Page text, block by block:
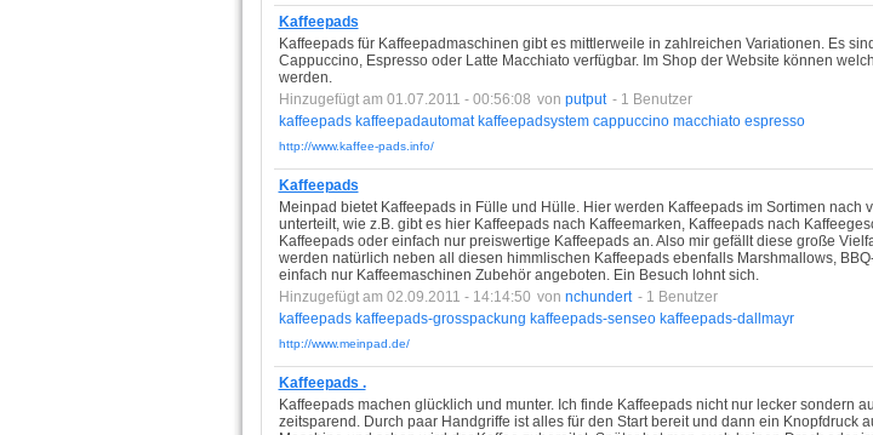
Kaffeepads
Kaffeepads für Kaffeepadmaschinen gibt es mittlerweile in zahlreichen Variationen. Es
Cappuccino, Espresso oder Latte Macchiato verfügbar. Im Shop der Website können
werden.
Hinzugefügt am 01.07.2011 - 00:56:08 von putput - 1 Benutzer
kaffeepads kaffeepadautomat kaffeepadsystem cappuccino macchiato espresso
http://www.kaffee-pads.info/
Kaffeepads
Meinpad bietet Kaffeepads in Fülle und Hülle. Hier werden Kaffeepads im Sortimen nach
unterteilt, wie z.B. gibt es hier Kaffeepads nach Kaffeemarken, Kaffeepads nach
Kaffeepads oder einfach nur preiswertige Kaffeepads an. Also mir gefällt diese große
werden natürlich neben all diesen himmlischen Kaffeepads ebenfalls Marshmallows,
einfach nur Kaffeemaschinen Zubehör angeboten. Ein Besuch lohnt sich.
Hinzugefügt am 02.09.2011 - 14:14:50 von nchundert - 1 Benutzer
kaffeepads kaffeepads-grosspackung kaffeepads-senseo kaffeepads-dallmayr
http://www.meinpad.de/
Kaffeepads .
Kaffeepads machen glücklich und munter. Ich finde Kaffeepads nicht nur lecker sondern
zeitsparend. Durch paar Handgriffe ist alles für den Start bereit und dann ein Knopfdruck